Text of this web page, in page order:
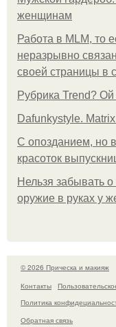
женщинам
Работа в MLM, то
неразрывно
своей страницы в
Рубрика Trend?
Dafunkystyle.
С опозданием, но
красоток
Нельзя забывать
оружие в руках у
© 2026 Прическа и макияж
Контакты
Политика
Обратная связь